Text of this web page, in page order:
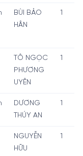
BÙI BẢO
HÂN
1
TÔ NGỌC
PHƯƠNG
UYÊN
1
DƯƠNG
THÚY AN
1
NGUYỄN
HỮU
1